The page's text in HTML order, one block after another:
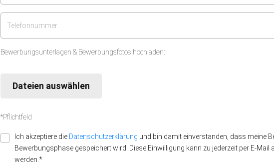
Bewerbungsunterlagen & Bewerbungsfotos hochladen:
Dateien auswählen
*Pflichtfeld
Ich akzeptiere die Datenschutzerklärung und bin damit einverstanden, dass meine
Bewerbungsphase gespeichert wird. Diese Einwilligung kann zu jederzeit per E-Mail
werden.*